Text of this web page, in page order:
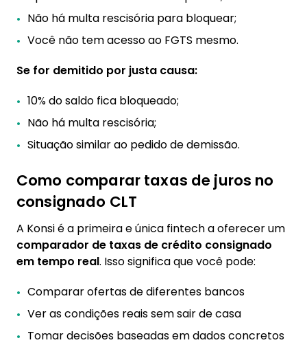
Não há multa rescisória para bloquear;
Você não tem acesso ao FGTS mesmo.
Se for demitido por justa causa:
10% do saldo fica bloqueado;
Não há multa rescisória;
Situação similar ao pedido de demissão.
Como comparar taxas de juros no
consignado CLT
A Konsi é a primeira e única fintech a oferecer um
comparador de taxas de crédito consignado
em tempo real. Isso significa que você pode:
Comparar ofertas de diferentes bancos
Ver as condições reais sem sair de casa
Tomar decisões baseadas em dados concretos